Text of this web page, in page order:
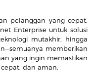
pelanggan yang cepat,
Enterprise untuk solusi
mutakhir, hingga
memberikan
yang ingin memastikan
dan aman.